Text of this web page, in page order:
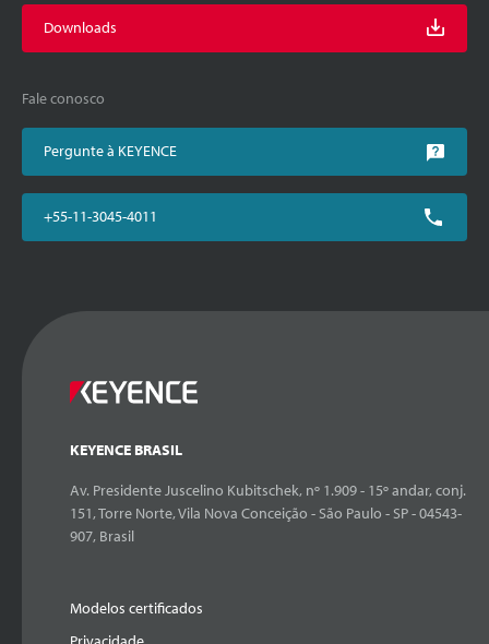
Downloads
Fale conosco
Pergunte à KEYENCE
+55-11-3045-4011
KEYENCE BRASIL
Av. Presidente Juscelino Kubitschek, nº 1.909 - 15º andar, conj.
151, Torre Norte, Vila Nova Conceição - São Paulo - SP - 04543-
907, Brasil
Modelos certificados